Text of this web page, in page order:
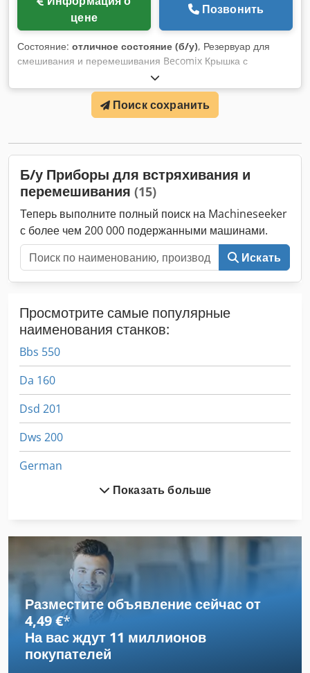
цене
Позвонить
Состояние: отличное состояние (б/у), Резервуар для
смешивания и перемешивания Becomix Крышка с
электрическим подъемом Dedpfxox Dnkie Ag Hock
Двигатели миксера и скребка Нержавеющая сталь 316
Поиск сохранить
Б/у Приборы для встряхивания и
перемешивания (15)
Теперь выполните полный поиск на Machineseeker
с более чем 200 000 подержанными машинами.
Искать
Просмотрите самые популярные
наименования станков:
Bbs 550
Da 160
Dsd 201
Dws 200
German
Stavostroj Vp 200
Tur 560
Автомобиль
Вид Автомобиля
Показать больше
Разместите объявление сейчас от
4,49 €*
На вас ждут 11 миллионов
покупателей